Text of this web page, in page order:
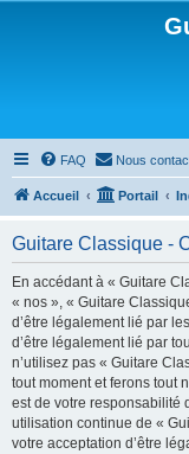
FAQ Nous
Accueil Portail
Guitare Classique -
En accédant à « Guitare
« nos », « Guitare
d’être légalement lié par
d’être légalement lié par
n’utilisez pas « Guitare
tout moment et ferons tout
est de votre responsabilité
utilisation continue de «
votre acceptation d’être